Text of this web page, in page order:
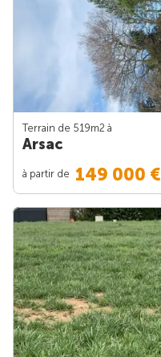
Terrain de 519m2 à
Arsac
à partir de 149 000 €